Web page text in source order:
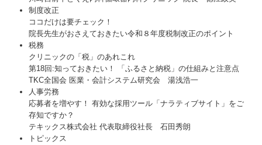
制度改正
ココだけは要チェック！
院長先生がおさえておきたい令和８年度税制改正のポイント
税務
クリニックの「税」のあれこれ
第18回:知っておきたい！ 「ふるさと納税」の仕組みと注意点
TKC全国会 医業・会計システム研究会 湯浅浩一
人事労務
応募者を増やす！ 有効な採用ツール「ナラティブサイト」をご
存知ですか？
テキックス株式会社 代表取締役社長 石田秀朗
トピックス